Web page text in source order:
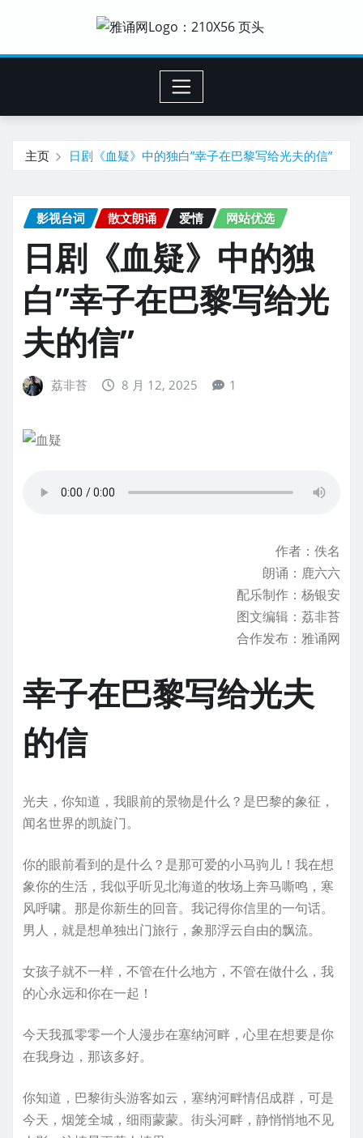
主页 日剧《血疑》中的独白”幸子在巴黎写给光夫的信”
影视台词 散文朗诵 爱情 网站优选
日剧《血疑》中的独
白”幸子在巴黎写给光
夫的信”
荔非苔 8 月 12, 2025 1
作者：佚名
朗诵：鹿六六
配乐制作：杨银安
图文编辑：荔非苔
合作发布：雅诵网
幸子在巴黎写给光夫
的信
光夫，你知道，我眼前的景物是什么？是巴黎的象征，
闻名世界的凯旋门。
你的眼前看到的是什么？是那可爱的小马驹儿！我在想
象你的生活，我似乎听见北海道的牧场上奔马嘶鸣，寒
风呼啸。那是你新生的回音。我记得你信里的一句话。
男人，就是想单独出门旅行，象那浮云自由的飘流。
女孩子就不一样，不管在什么地方，不管在做什么，我
的心永远和你在一起！
今天我孤零零一个人漫步在塞纳河畔，心里在想要是你
在我身边，那该多好。
你知道，巴黎街头游客如云，塞纳河畔情侣成群，可是
今天，烟笼全城，细雨蒙蒙。街头河畔，静悄悄地不见